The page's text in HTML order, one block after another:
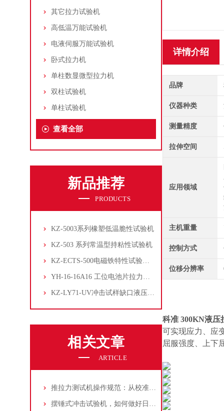
其它拉力试验机
高低温万能试验机
电液伺服万能试验机
卧式拉力机
单柱数显微型拉力机
双柱试验机
单柱试验机
查看全部
新品推荐
PRODUCTS
KZ-5003系列橡塑低温脆性试验机
KZ-503 系列常温型持粘性试验机
KZ-ECTS-500电磁铁特性试验系统
YH-16-16A16 工位电池片拉力试验机
KZ-LY71-UV冲击试样缺口液压拉床
相关文章
ARTICLE
推拉力测试机操作规范：从校准到测试，确保数据准确性
摆锤式冲击试验机，如何做好日常维护保养工作？厂家技术解答！
详情介绍
品牌
仪器种类
测量精度
拉伸空间
应用领域
主机重量
控制方式
位移分辨率
科准 300KN液压
可实现应力、应
屈服强度、上下